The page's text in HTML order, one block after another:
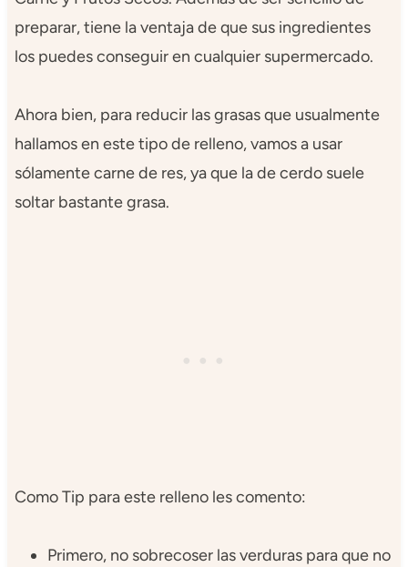
preparar, tiene la ventaja de que sus ingredientes
los puedes conseguir en cualquier supermercado.
Ahora bien, para reducir las grasas que usualmente
hallamos en este tipo de relleno, vamos a usar
sólamente carne de res, ya que la de cerdo suele
soltar bastante grasa.
Como Tip para este relleno les comento:
Primero, no sobrecoser las verduras para que no